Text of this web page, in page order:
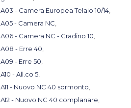
A03 - Camera Europea Telaio 10/14,
A05 - Camera NC,
A06 - Camera NC - Gradino 10,
A08 - Erre 40,
A09 - Erre 50,
A10 - All.co 5,
A11 - Nuovo NC 40 sormonto,
A12 - Nuovo NC 40 complanare,